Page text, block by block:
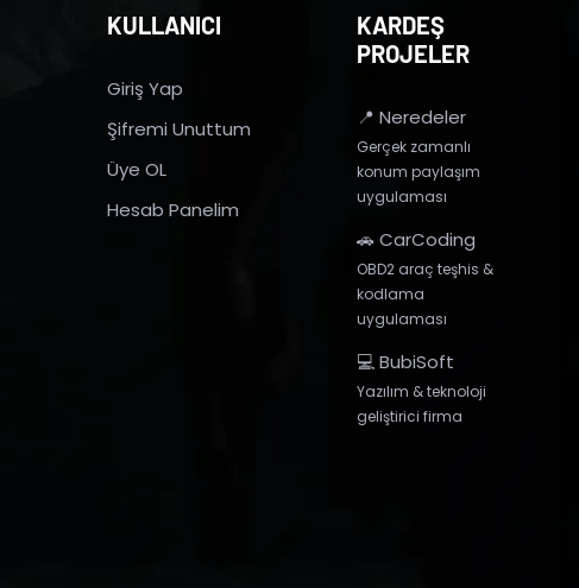
KULLANICI
Giriş Yap
Şifremi Unuttum
Üye OL
Hesab Panelim
KARDEŞ
PROJELER
📍 Neredeler
Gerçek zamanlı
konum paylaşım
uygulaması
🚗 CarCoding
OBD2 araç teşhis &
kodlama
uygulaması
💻 BubiSoft
Yazılım & teknoloji
geliştirici firma